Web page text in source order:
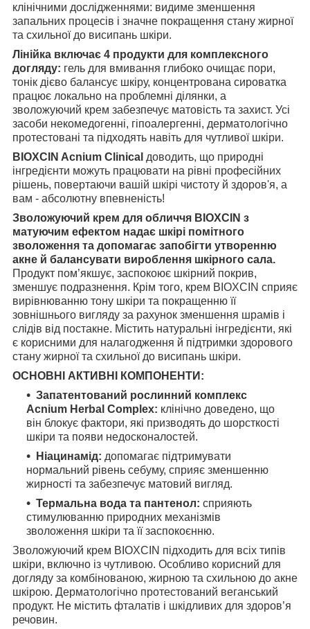
клінічними дослідженнями: видиме зменшення
запальних процесів і значне покращення стану жирної
та схильної до висипань шкіри.
Лінійка включає 4 продукти для комплексного
догляду: гель для вмивання глибоко очищає пори,
тонік дієво балансує шкіру, концентрована сироватка
працює локально на проблемні ділянки, а
зволожуючий крем забезпечує матовість та захист. Усі
засоби некомедогенні, гіпоалергенні, дерматологічно
протестовані та підходять навіть для чутливої шкіри.
BIOXCIN Acnium Clinical доводить, що природні
інгредієнти можуть працювати на рівні професійних
рішень, повертаючи вашій шкірі чистоту й здоров'я, а
вам - абсолютну впевненість!
Зволожуючий крем для обличчя BIOXCIN з
матуючим ефектом надає шкірі помітного
зволоження та допомагає запобігти утворенню
акне й балансувати вироблення шкірного сала.
Продукт пом’якшує, заспокоює шкірний покрив,
зменшує подразнення. Крім того, крем BIOXCIN сприяє
вирівнюванню тону шкіри та покращенню її
зовнішнього вигляду за рахунок зменшення шрамів і
слідів від постакне. Містить натуральні інгредієнти, які
є корисними для налагодження й підтримки здорового
стану жирної та схильної до висипань шкіри.
ОСНОВНІ АКТИВНІ КОМПОНЕНТИ:
Запатентований рослинний комплекс
Acnium Herbal Complex: клінічно доведено, що
він блокує фактори, які призводять до шорсткості
шкіри та появи недосконалостей.
Ніацинамід: допомагає підтримувати
нормальний рівень себуму, сприяє зменшенню
жирності та забезпечує матовий вигляд.
Термальна вода та пантенол: сприяють
стимулюванню природних механізмів
зволоження шкіри та її заспокоєнню.
Зволожуючий крем BIOXCIN підходить для всіх типів
шкіри, включно із чутливою. Особливо корисний для
догляду за комбінованою, жирною та схильною до акне
шкірою. Дерматологічно протестований веганський
продукт. Не містить фталатів і шкідливих для здоров’я
речовин.